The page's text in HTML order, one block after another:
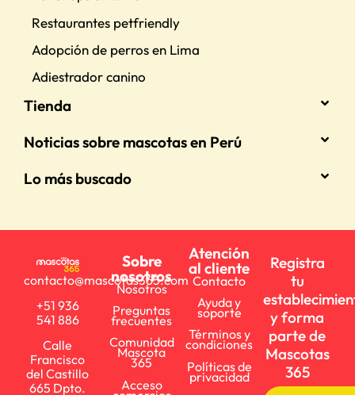
Restaurantes petfriendly
Adopción de perros en Lima
Adiestrador canino
Tienda
Noticias sobre mascotas en Perú
Lo más buscado
contacto@mascotas365.com
+51 936
541 886
Calle
Francisco
del Castillo
665 Dpto.
Sobre
nosotros
Nosotros
Preguntas
frecuentes
Comunidad
Mascota
365
Acceso
Atención
al cliente
Contacto
Ayuda y
soporte
Términos y
condiciones
Políticas de
privacidad
Registra
tu
y forma
parte de
Mascotas
365